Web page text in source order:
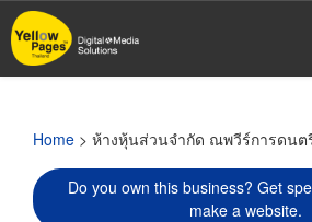
Skip
to
main
Home > ห้างหุ้นส่วนจำกัด ณพวีร์การดนต
Do you own this business? Get
make a website.